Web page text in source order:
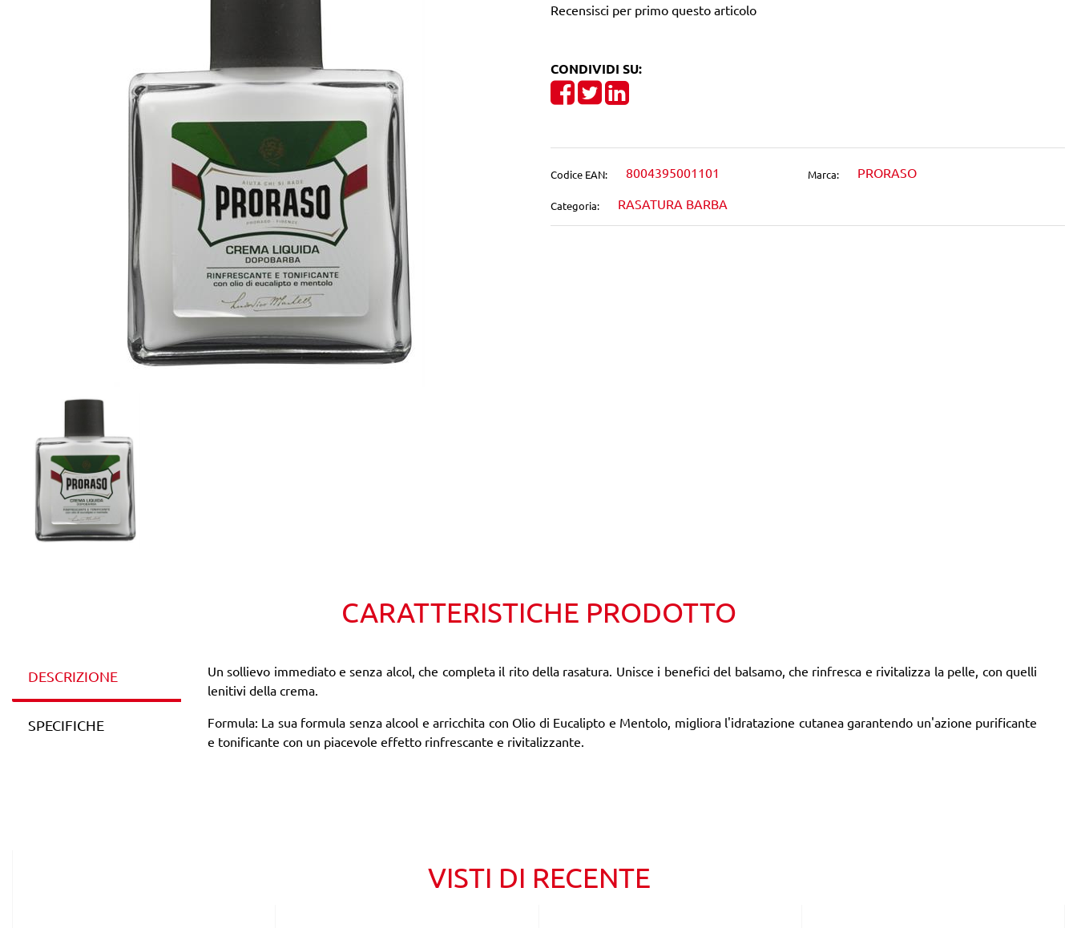
Recensisci per primo questo articolo
CONDIVIDI SU:
Share on Facebook
TweetShare on LinkedIn
Codice EAN: 8004395001101
Categoria: RASATURA BARBA
Marca: PRORASO
CARATTERISTICHE PRODOTTO
DESCRIZIONE
SPECIFICHE
Un sollievo immediato e senza alcol, che completa il rito della rasatura. Unisce i benefici del balsamo, che rinfresca e rivitalizza la pelle, con quelli
lenitivi della crema.
Formula: La sua formula senza alcool e arricchita con Olio di Eucalipto e Mentolo, migliora l'idratazione cutanea garantendo un'azione purificante
e tonificante con un piacevole effetto rinfrescante e rivitalizzante.
VISTI DI RECENTE